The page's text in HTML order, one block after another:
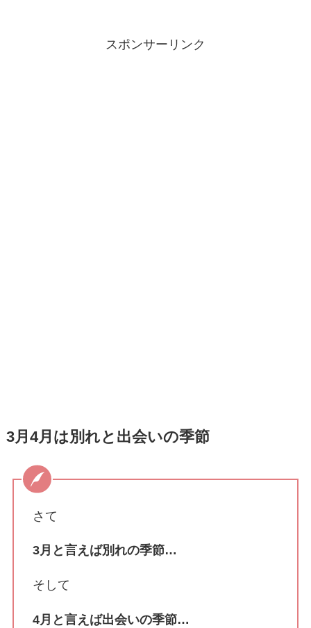
スポンサーリンク
3月4月は別れと出会いの季節
さて
3月と言えば別れの季節…
そして
4月と言えば出会いの季節…